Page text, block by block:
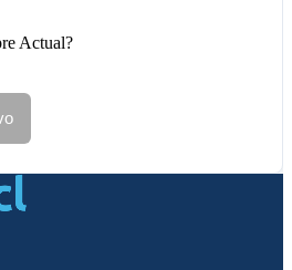
Actual?